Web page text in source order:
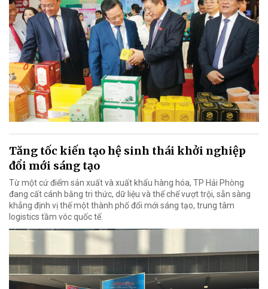
Tăng tốc kiến tạo hệ sinh thái khởi nghiệp
đổi mới sáng tạo
Từ một cứ điểm sản xuất và xuất khẩu hàng hóa, TP Hải Phòng
đang cất cánh bằng tri thức, dữ liệu và thể chế vượt trội, sẵn sàng
khẳng định vị thế một thành phố đổi mới sáng tạo, trung tâm
logistics tầm vóc quốc tế.